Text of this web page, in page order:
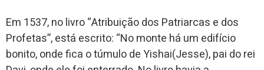
Em 1537, no livro “Atribuição dos Patriarcas e dos
Profetas”, está escrito: “No monte há um edifício
bonito, onde fica o túmulo de Yishai(Jesse), pai do rei